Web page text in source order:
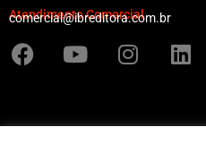
Atendimento Comercial
comercial@ibreditora.com.br
F
a
b
Y
o
u
I
n
a
L
i
e